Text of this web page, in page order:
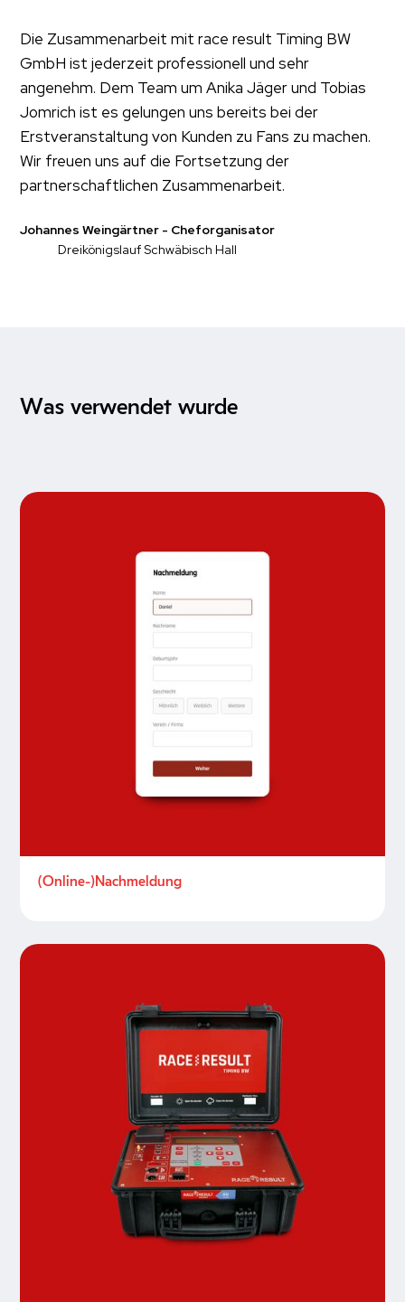
Die Zusammenarbeit mit race result Timing BW
GmbH ist jederzeit professionell und sehr
angenehm. Dem Team um Anika Jäger und Tobias
Jomrich ist es gelungen uns bereits bei der
Erstveranstaltung von Kunden zu Fans zu machen.
Wir freuen uns auf die Fortsetzung der
partnerschaftlichen Zusammenarbeit.
Johannes Weingärtner - Cheforganisator
Dreikönigslauf Schwäbisch Hall
Was verwendet wurde
(Online-)Nachmeldung